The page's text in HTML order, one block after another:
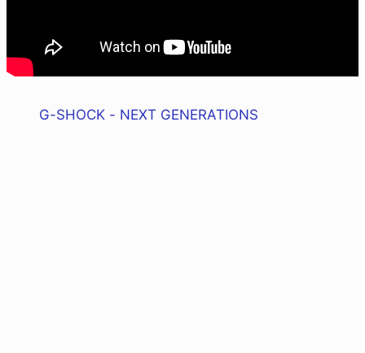
G-SHOCK - NEXT GENERATIONS